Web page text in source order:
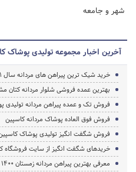
شهر و جامعه
آخرین اخبار مجموعه تولیدی پوشاک
خرید شیک ترین پیراهن های مردانه سال ۱۴۰۱
بهترین عمده فروشی شلوار مردانه کتان
فروش تک و عمده پیراهن مردانه تولیدی
فروش فوق العاده پوشاک مردانه کاسپین
فروش شگفت انگیز تولیدی پوشاک
خریدهای شگفت انگیز از سایت فروشگاه
معرفی بهترین پیراهن مردانه زمستان ۱۴۰۰